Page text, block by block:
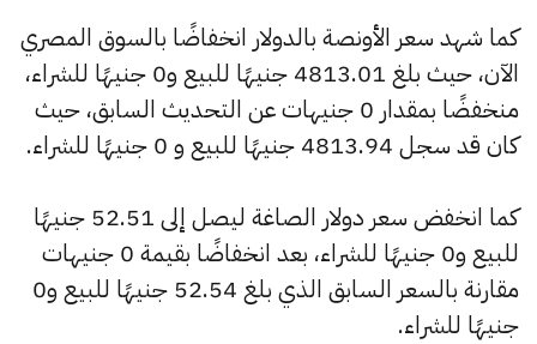
كما شهد سعر الأونصة بالدولار انخفاضًا بالسوق المصري
الآن، حيث بلغ 4813.01 جنيهًا للبيع و0 جنيهًا للشراء،
منخفضًا بمقدار 0 جنيهات عن التحديث السابق، حيث
كان قد سجل 4813.94 جنيهًا للبيع و 0 جنيهًا للشراء.
كما انخفض سعر دولار الصاغة ليصل إلى 52.51 جنيهًا
للبيع و0 جنيهًا للشراء، بعد انخفاضًا بقيمة 0 جنيهات
مقارنة بالسعر السابق الذي بلغ 52.54 جنيهًا للبيع و0
جنيهًا للشراء.